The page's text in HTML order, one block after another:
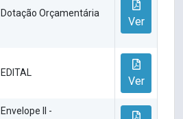
Dotação Orçamentária
Ver
EDITAL
Ver
Envelope II -